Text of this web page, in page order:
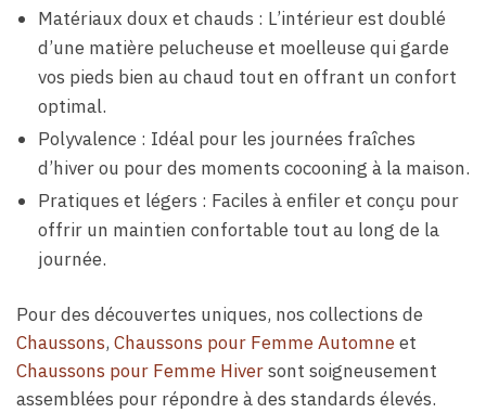
Matériaux doux et chauds : L’intérieur est doublé
d’une matière pelucheuse et moelleuse qui garde
vos pieds bien au chaud tout en offrant un confort
optimal.
Polyvalence : Idéal pour les journées fraîches
d’hiver ou pour des moments cocooning à la maison.
Pratiques et légers : Faciles à enfiler et conçu pour
offrir un maintien confortable tout au long de la
journée.
Pour des découvertes uniques, nos collections de
Chaussons, Chaussons pour Femme Automneet
Chaussons pour Femme Hiversont soigneusement
assemblées pour répondre à des standards élevés.